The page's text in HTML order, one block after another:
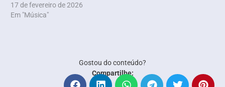
17 de fevereiro de 2026
Em "Música"
Gostou do conteúdo?
Compartilhe: